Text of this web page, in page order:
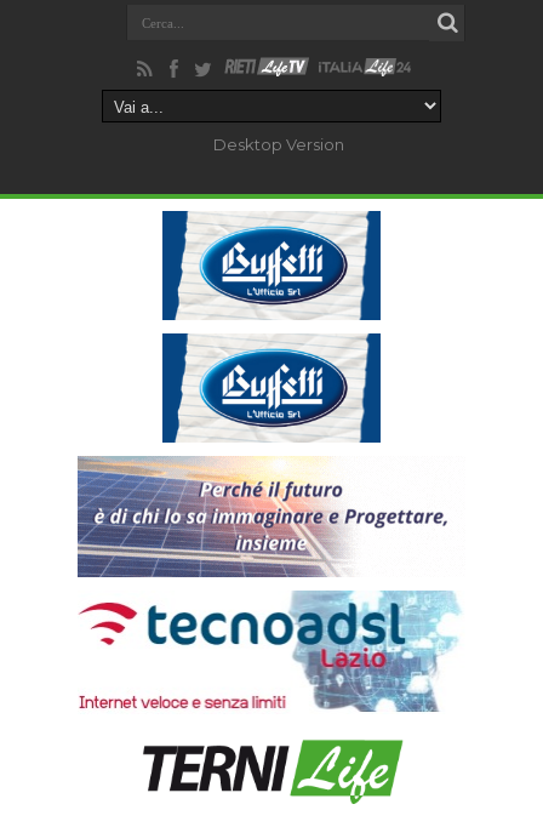
Desktop Version